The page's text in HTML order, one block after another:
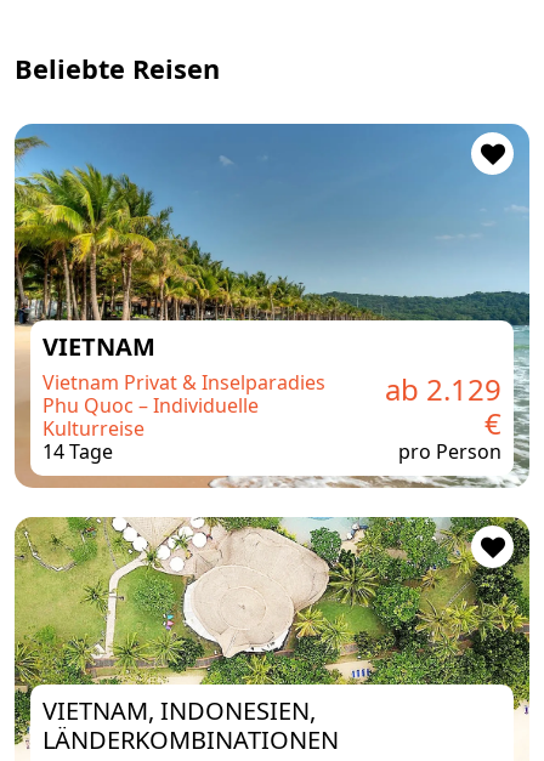
Beliebte Reisen
VIETNAM
Vietnam Privat & Inselparadies
Phu Quoc – Individuelle
Kulturreise
14 Tage
ab 2.129
€
pro Person
VIETNAM, INDONESIEN,
LÄNDERKOMBINATIONEN